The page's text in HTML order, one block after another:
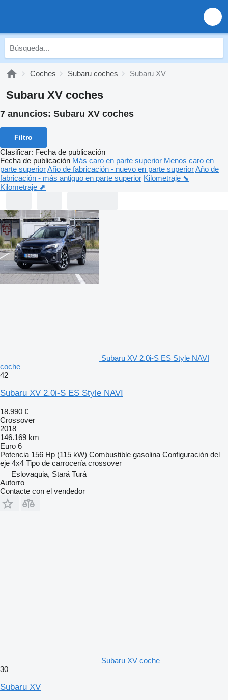
Coches Subaru coches Subaru XV
Subaru XV coches
7 anuncios: Subaru XV coches
Filtro
Clasificar: Fecha de publicación
Fecha de publicación Más caro en parte superior Menos caro en
parte superiorAño de fabricación - nuevo en parte superiorAño de
fabricación - más antiguo en parte superior Kilometraje ⬊
Kilometraje ⬈
Subaru XV 2.0i-S ES Style NAVI
coche
42
Subaru XV 2.0i-S ES Style NAVI
18.990 €
Crossover
2018
146.169 km
Euro 6
Potencia 156 Hp (115 kW) Combustible gasolina Configuración del
eje 4x4 Tipo de carrocería crossover
Eslovaquia, Stará Turá
Autorro
Contacte con el vendedor
Subaru XV coche
30
Subaru XV